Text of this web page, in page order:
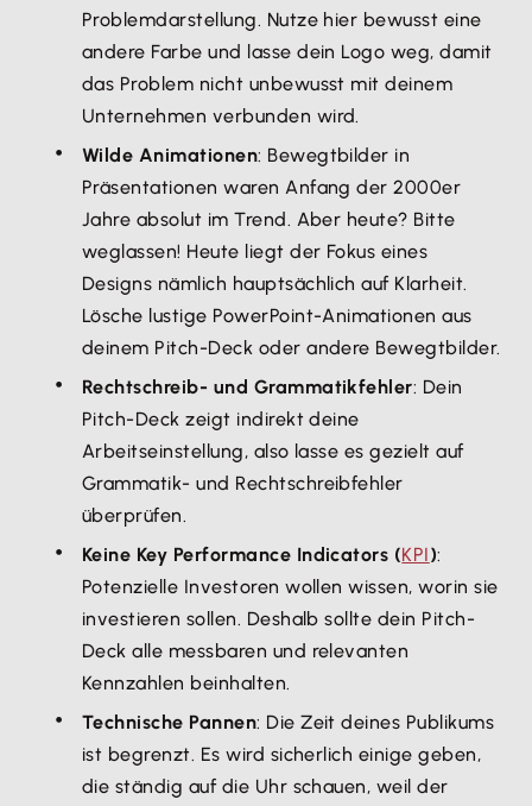
Problemdarstellung. Nutze hier bewusst eine
andere Farbe und lasse dein Logo weg, damit
das Problem nicht unbewusst mit deinem
Unternehmen verbunden wird.
Wilde Animationen: Bewegtbilder in
Präsentationen waren Anfang der 2000er
Jahre absolut im Trend. Aber heute? Bitte
weglassen! Heute liegt der Fokus eines
Designs nämlich hauptsächlich auf Klarheit.
Lösche lustige PowerPoint-Animationen aus
deinem Pitch-Deck oder andere Bewegtbilder.
Rechtschreib- und Grammatikfehler: Dein
Pitch-Deck zeigt indirekt deine
Arbeitseinstellung, also lasse es gezielt auf
Grammatik- und Rechtschreibfehler
überprüfen.
Keine Key Performance Indicators (KPI):
Potenzielle Investoren wollen wissen, worin sie
investieren sollen. Deshalb sollte dein Pitch-
Deck alle messbaren und relevanten
Kennzahlen beinhalten.
Technische Pannen: Die Zeit deines Publikums
ist begrenzt. Es wird sicherlich einige geben,
die ständig auf die Uhr schauen, weil der